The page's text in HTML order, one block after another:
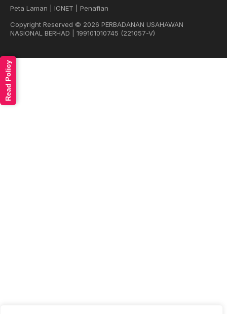
Peta Laman ICNET
Penafian
Copyright Reserved © 2026 PERBADANAN USAHAWAN
NASIONAL BERHAD | 199101010745 (221057-V)
Read Policy